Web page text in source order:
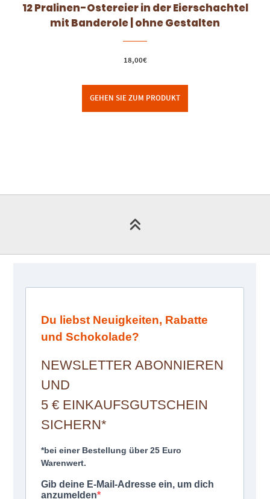
12 Pralinen-Ostereier in der Eierschachtel
mit Banderole | ohne Gestalten
18,00€
GEHEN SIE ZUM PRODUKT